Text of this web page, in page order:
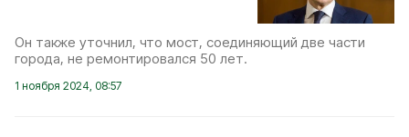
Он также уточнил, что мост, соединяющий две части
города, не ремонтировался 50 лет.
1 ноября 2024, 08:57